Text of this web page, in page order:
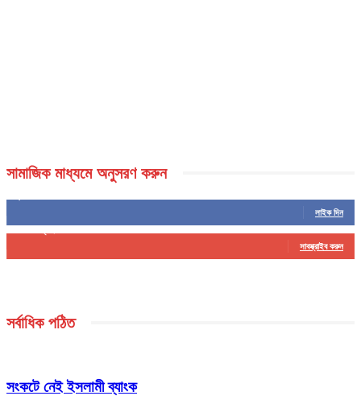
সামাজিক মাধ্যমে অনুসরণ করুন
লাইক দিন
16 সাবস্ক্রাইবার
সাবস্ক্রাইব করুন
সর্বাধিক পঠিত
সংকটে নেই ইসলামী ব্যাংক